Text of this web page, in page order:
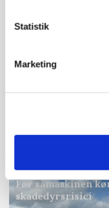
Statistik
Marketing
Snart kan man
PLANTER
Før såmaskinen
skadedyrsrisici